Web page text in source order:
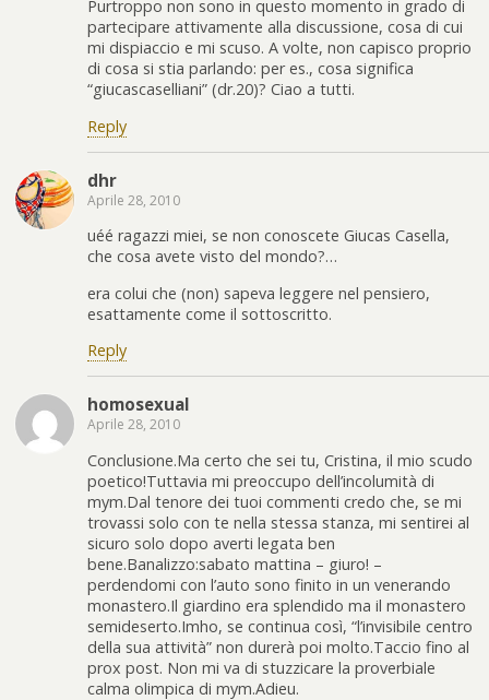
Purtroppo non sono in questo momento in grado di
partecipare attivamente alla discussione, cosa di cui
mi dispiaccio e mi scuso. A volte, non capisco proprio
di cosa si stia parlando: per es., cosa significa
“giucascaselliani” (dr.20)? Ciao a tutti.
Reply
dhr
Aprile 28, 2010
uéé ragazzi miei, se non conoscete Giucas Casella,
che cosa avete visto del mondo?…
era colui che (non) sapeva leggere nel pensiero,
esattamente come il sottoscritto.
Reply
homosexual
Aprile 28, 2010
Conclusione.Ma certo che sei tu, Cristina, il mio scudo
poetico!Tuttavia mi preoccupo dell’incolumità di
mym.Dal tenore dei tuoi commenti credo che, se mi
trovassi solo con te nella stessa stanza, mi sentirei al
sicuro solo dopo averti legata ben
bene.Banalizzo:sabato mattina – giuro! –
perdendomi con l’auto sono finito in un venerando
monastero.Il giardino era splendido ma il monastero
semideserto.Imho, se continua così, “l’invisibile centro
della sua attività” non durerà poi molto.Taccio fino al
prox post. Non mi va di stuzzicare la proverbiale
calma olimpica di mym.Adieu.